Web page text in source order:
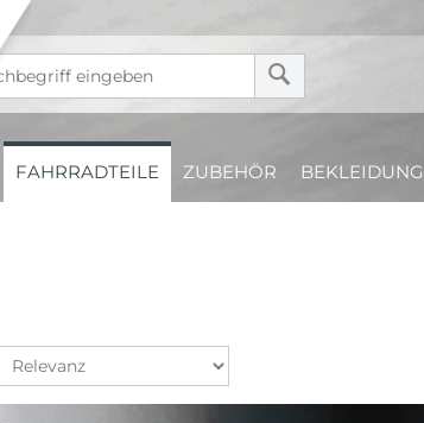
FAHRRADTEILE ZUBEHÖR BEKLEIDUNG